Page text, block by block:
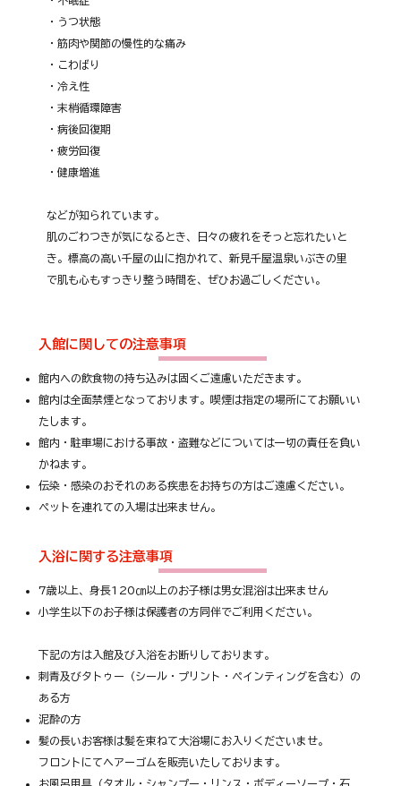
・うつ状態
・筋肉や関節の慢性的な痛み
・こわばり
・冷え性
・末梢循環障害
・病後回復期
・疲労回復
・健康増進
などが知られています。
肌のごわつきが気になるとき、日々の疲れをそっと忘れたいと
き。標高の高い千屋の山に抱かれて、新見千屋温泉いぶきの里
で肌も心もすっきり整う時間を、ぜひお過ごしください。
入館に関しての注意事項
館内への飲食物の持ち込みは固くご遠慮いただきます。
館内は全面禁煙となっております。喫煙は指定の場所にてお願いい
たします。
館内・駐車場における事故・盗難などについては一切の責任を負い
かねます。
伝染・感染のおそれのある疾患をお持ちの方はご遠慮ください。
ペットを連れての入場は出来ません。
入浴に関する注意事項
7歳以上、身長120㎝以上のお子様は男女混浴は出来ません
小学生以下のお子様は保護者の方同伴でご利用ください。
下記の方は入館及び入浴をお断りしております。
刺青及びタトゥー（シール・プリント・ペインティングを含む）の
ある方
泥酔の方
髪の長いお客様は髪を束ねて大浴場にお入りくださいませ。
フロントにてヘアーゴムを販売いたしております。
お風呂用具（タオル・シャンプー・リンス・ボディーソープ・石